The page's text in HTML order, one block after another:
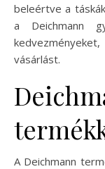
beleértve a
a Deichmann
vásárlást.
A Deichmann